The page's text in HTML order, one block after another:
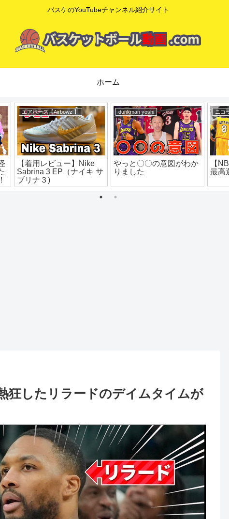
バスケのYouTubeチャンネル紹介サイト
ホーム
eHoops / イー・フープス
カーメロ･アンソニー本
人によるクイックシュー
トの極意
mituaki TV
【知らなきゃ超損…】リ
バウンドのコツと超効果
ニバス練習 ミニバス上
抜
ア
狂したリラードのデイムタイムが